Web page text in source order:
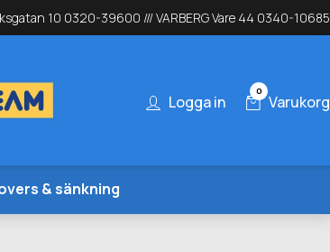
10 0320-39600 /// VARBERG Vare 44 0340-10685
Logga in
0
Varukorg
& sänkning